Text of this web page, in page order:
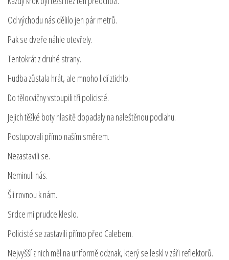
Od východu nás dělilo jen pár metrů.
Pak se dveře náhle otevřely.
Tentokrát z druhé strany.
Hudba zůstala hrát, ale mnoho lidí ztichlo.
Do tělocvičny vstoupili tři policisté.
Jejich těžké boty hlasitě dopadaly na naleštěnou podlahu.
Postupovali přímo naším směrem.
Nezastavili se.
Neminuli nás.
Šli rovnou k nám.
Srdce mi prudce kleslo.
Policisté se zastavili přímo před Calebem.
Nejvyšší z nich měl na uniformě odznak, který se leskl v záři reflektorů.